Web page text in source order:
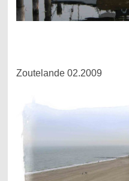
Zoutelande 02.2009